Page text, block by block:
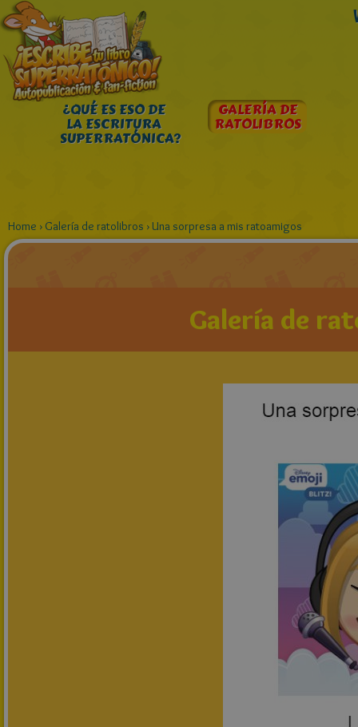
¿QUÉ ES ESO DE
LA ESCRITURA
SUPERRATÓNICA?
GALERÍA DE
RATOLIBROS
Home › Galería de ratolibros ›Una sorpresa a mis ratoamigos
Galería de